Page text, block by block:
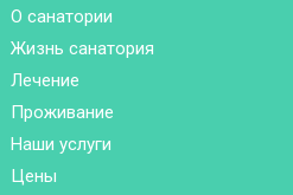
О санатории
Жизнь санатория
Лечение
Проживание
Наши услуги
Цены